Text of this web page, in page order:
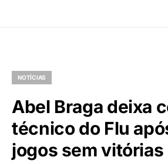
NOTÍCIAS
Abel Braga deixa
técnico do Flu
jogos sem vitórias